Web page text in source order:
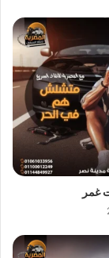
في اي وقت من
السريع
غمر